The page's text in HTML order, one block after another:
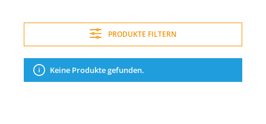
PRODUKTE FILTERN
Keine Produkte gefunden.